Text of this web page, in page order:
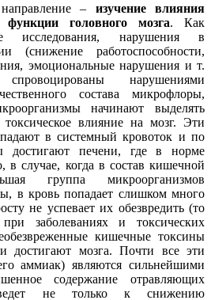
– изучение влияния
головного мозга. Как
исследования, нарушения в
(снижение работоспособности,
эмоциональные нарушения и т.
нарушениями
состава микрофлоры,
начинают выделять
влияние на мозг. Эти
в системный кровоток и по
достигают печени, где в норме
в случае, когда в состав кишечной
группа микроорганизмов
в кровь попадает слишком много
не успевает их обезвредить (то
заболеваниях и токсических
кишечные токсины
достигают мозга. Почти все эти
аммиак) являются сильнейшими
содержание отравляющих
не только к снижению